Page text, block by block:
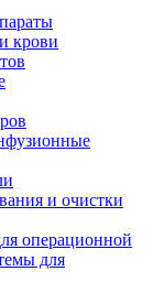
крови
и очистки
операционной
для